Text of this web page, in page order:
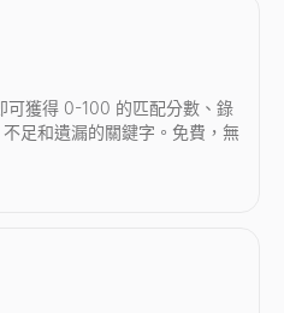
。AI 為您的行業和職位撰寫陌生
個即時回覆和您的下一步行動。
可獲得 0-100 的匹配分數、錄
足和遺漏的關鍵字。免費，無